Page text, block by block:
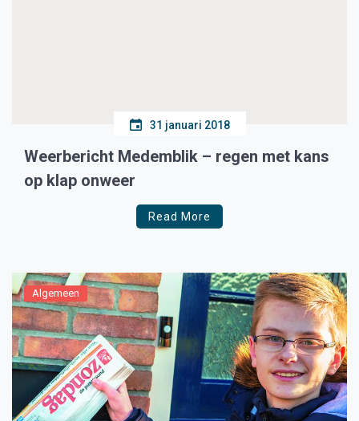
31 januari 2018
Weerbericht Medemblik – regen met kans
op klap onweer
Read More
Algemeen